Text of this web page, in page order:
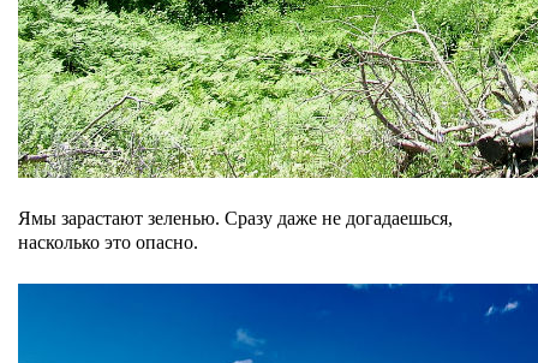
Ямы зарастают зеленью. Сразу даже не догадаешься,
насколько это опасно.